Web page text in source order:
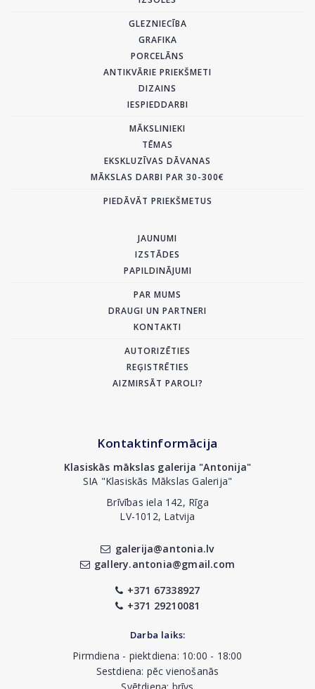
GLEZNIECĪBA
GRAFIKA
PORCELĀNS
ANTIKVĀRIE PRIEKŠMETI
DIZAINS
IESPIEDDARBI
MĀKSLINIEKI
TĒMAS
EKSKLUZĪVAS DĀVANAS
MĀKSLAS DARBI PAR 30-300€
PIEDĀVĀT PRIEKŠMETUS
JAUNUMI
IZSTĀDES
PAPILDINĀJUMI
PAR MUMS
DRAUGI UN PARTNERI
KONTAKTI
AUTORIZĒTIES
REĢISTRĒTIES
AIZMIRSĀT PAROLI?
Kontaktinformācija
Klasiskās mākslas galerija "Antonija"
SIA "Klasiskās Mākslas Galerija"
Brīvības iela 142, Rīga
LV-1012, Latvija
galerija@antonia.lv
gallery.antonia@gmail.com
+371 67338927
+371 29210081
Darba laiks:
Pirmdiena - piektdiena: 10:00 - 18:00
Sestdiena: pēc vienošanās